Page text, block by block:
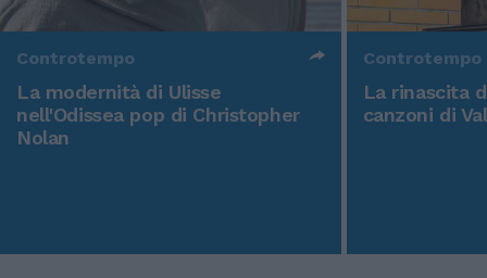
Controtempo
La modernità di Ulisse
nell'Odissea pop di Christopher
Nolan
Controtempo
La rinascita
canzoni di